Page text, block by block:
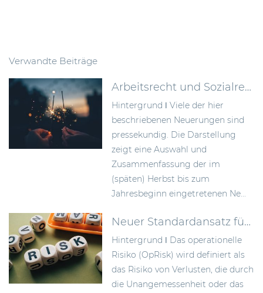
Verwandte Beiträge
Arbeitsrecht und Sozialrecht – mit Neuerungen ins Jahr 2023
Hintergrund ǀ Viele der hier
beschriebenen Neuerungen sind
pressekundig. Die Darstellung
zeigt eine Auswahl und
Zusammenfassung der im
(späten) Herbst bis zum
Jahresbeginn eingetretenen Ne...
Neuer Standardansatz für operationelle Risiken gem. CRR III
Hintergrund ǀ Das operationelle
Risiko (OpRisk) wird definiert als
das Risiko von Verlusten, die durch
die Unangemessenheit oder das